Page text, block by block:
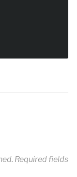
Required fields